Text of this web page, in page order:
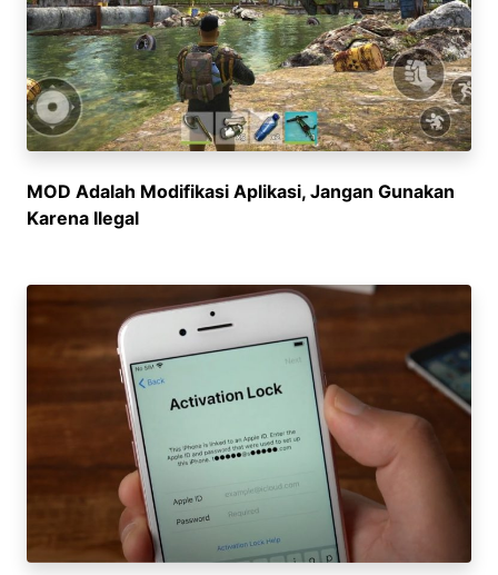
MOD Adalah Modifikasi Aplikasi, Jangan Gunakan
Karena Ilegal